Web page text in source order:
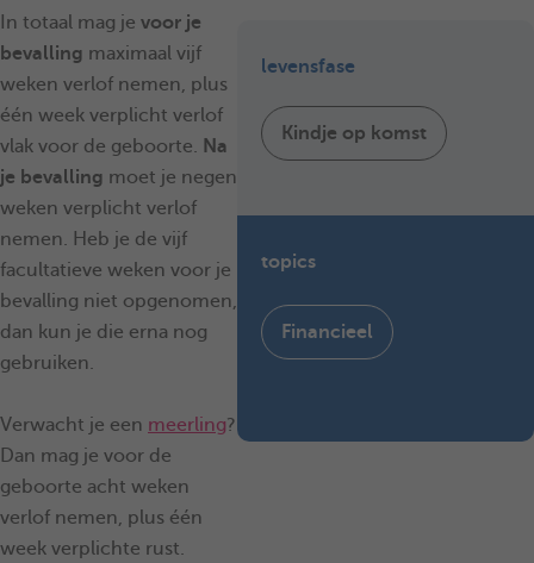
In totaal mag je voor je
bevalling maximaal vijf
weken verlof nemen, plus
één week verplicht verlof
vlak voor de geboorte. Na
je bevalling moet je negen
weken verplicht verlof
nemen. Heb je de vijf
facultatieve weken voor je
bevalling niet opgenomen,
dan kun je die erna nog
gebruiken.
Verwacht je een meerling?
Dan mag je voor de
geboorte acht weken
verlof nemen, plus één
week verplichte rust.
levensfase
Kindje op komst
topics
Financieel